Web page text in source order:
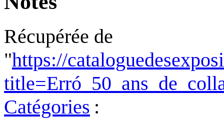
Récupérée de
"https://
Catégories :